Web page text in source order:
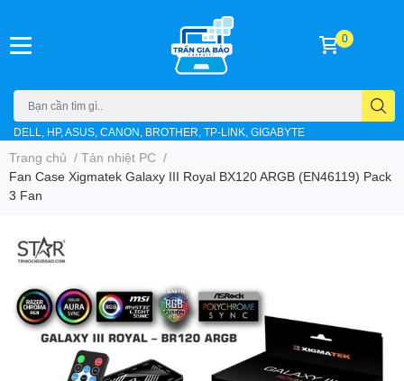
DELL, HP, ASUS, CANON, BROTHER, TP-LINK, GIGABYTE
0
Trang chủ / Tản nhiệt PC /
Fan Case Xigmatek Galaxy III Royal BX120 ARGB (EN46119) Pack
3 Fan